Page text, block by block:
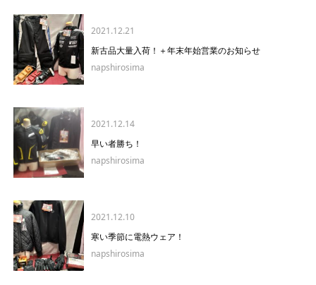
2021.12.21
新古品大量入荷！＋年末年始営業のお知らせ
napshirosima
2021.12.14
早い者勝ち！
napshirosima
2021.12.10
寒い季節に電熱ウェア！
napshirosima